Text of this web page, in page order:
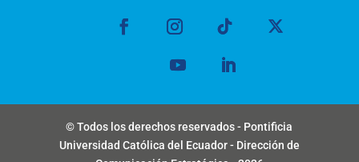
© Todos los derechos reservados - Pontificia
Universidad Católica del Ecuador - Dirección de